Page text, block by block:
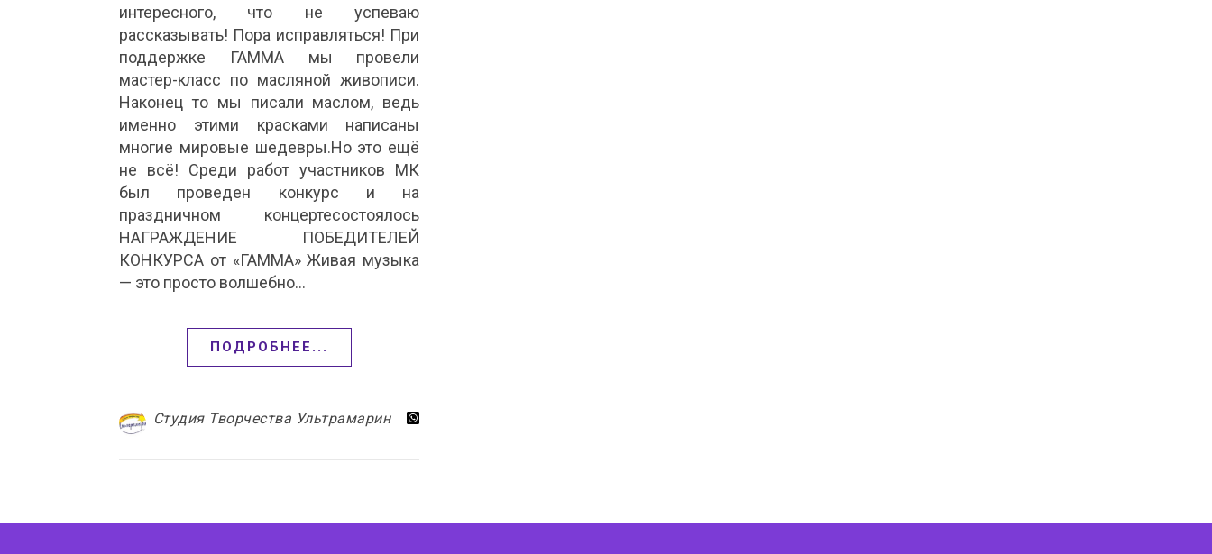
интересного, что не успеваю
рассказывать! Пора исправляться! При
поддержке ГАММА мы провели
мастер-класс по масляной живописи.
Наконец то мы писали маслом, ведь
именно этими красками написаны
многие мировые шедевры.Но это ещё
не всё! Среди работ участников МК
был проведен конкурс и на
праздничном концертесостоялось
НАГРАЖДЕНИЕ ПОБЕДИТЕЛЕЙ
КОНКУРСА от «ГАММА» Живая музыка
— это просто волшебно…
ПОДРОБНЕЕ...
Студия Творчества Ультрамарин